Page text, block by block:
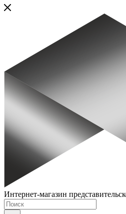
Интернет-магазин